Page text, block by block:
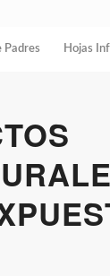
Padres Hojas